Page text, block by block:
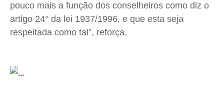
pouco mais a função dos conselheiros como diz o
artigo 24° da lei 1937/1996, e que esta seja
respeitada como tal”, reforça.